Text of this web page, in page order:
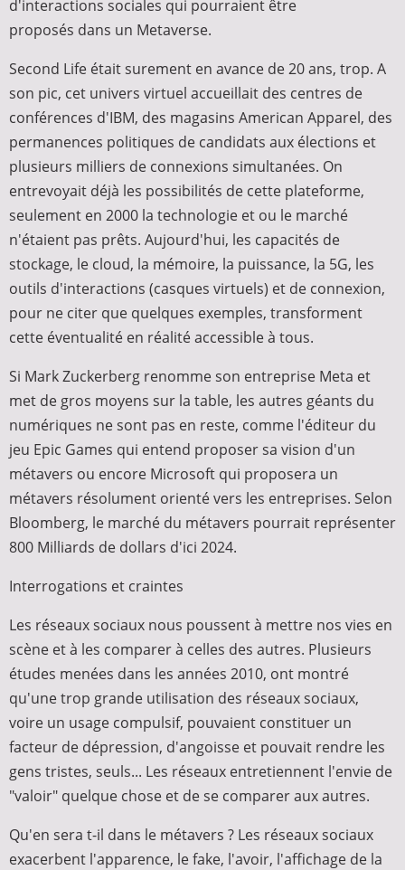
d'interactions sociales qui pourraient être
proposés dans un Metaverse.
Second Life était surement en avance de 20 ans, trop. A
son pic, cet univers virtuel accueillait des centres de
conférences d'IBM, des magasins American Apparel, des
permanences politiques de candidats aux élections et
plusieurs milliers de connexions simultanées. On
entrevoyait déjà les possibilités de cette plateforme,
seulement en 2000 la technologie et ou le marché
n'étaient pas prêts. Aujourd'hui, les capacités de
stockage, le cloud, la mémoire, la puissance, la 5G, les
outils d'interactions (casques virtuels) et de connexion,
pour ne citer que quelques exemples, transforment
cette éventualité en réalité accessible à tous.
Si Mark Zuckerberg renomme son entreprise Meta et
met de gros moyens sur la table, les autres géants du
numériques ne sont pas en reste, comme l'éditeur du
jeu Epic Games qui entend proposer sa vision d'un
métavers ou encore Microsoft qui proposera un
métavers résolument orienté vers les entreprises. Selon
Bloomberg, le marché du métavers pourrait représenter
800 Milliards de dollars d'ici 2024.
Interrogations et craintes
Les réseaux sociaux nous poussent à mettre nos vies en
scène et à les comparer à celles des autres. Plusieurs
études menées dans les années 2010, ont montré
qu'une trop grande utilisation des réseaux sociaux,
voire un usage compulsif, pouvaient constituer un
facteur de dépression, d'angoisse et pouvait rendre les
gens tristes, seuls... Les réseaux entretiennent l'envie de
"valoir" quelque chose et de se comparer aux autres.
Qu'en sera t-il dans le métavers ? Les réseaux sociaux
exacerbent l'apparence, le fake, l'avoir, l'affichage de la